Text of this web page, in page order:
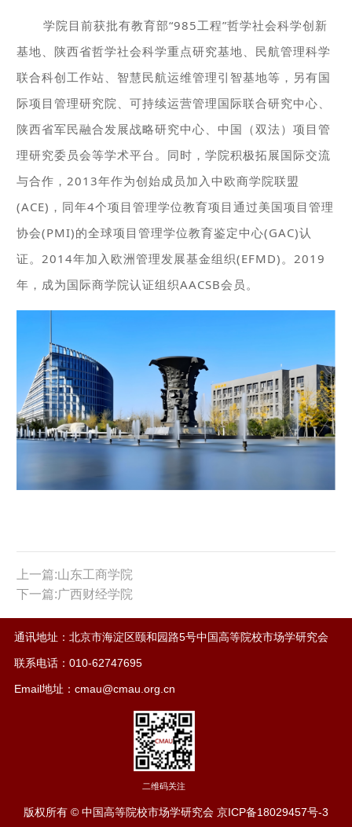
学院目前获批有教育部“985工程”哲学社会科学创新
基地、陕西省哲学社会科学重点研究基地、民航管理科学
联合科创工作站、智慧民航运维管理引智基地等，另有国
际项目管理研究院、可持续运营管理国际联合研究中心、
陕西省军民融合发展战略研究中心、中国（双法）项目管
理研究委员会等学术平台。同时，学院积极拓展国际交流
与合作，2013年作为创始成员加入中欧商学院联盟
(ACE)，同年4个项目管理学位教育项目通过美国项目管理
协会(PMI)的全球项目管理学位教育鉴定中心(GAC)认
证。2014年加入欧洲管理发展基金组织(EFMD)。2019
年，成为国际商学院认证组织AACSB会员。
上一篇:山东工商学院
下一篇:广西财经学院
通讯地址：北京市海淀区颐和园路5号中国高等院校市场学研究会
联系电话：010-62747695
Email地址：cmau@cmau.org.cn
二维码关注
版权所有 © 中国高等院校市场学研究会 京ICP备18029457号-3